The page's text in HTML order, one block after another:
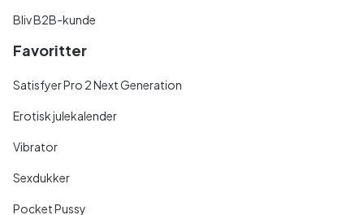
Bliv B2B-kunde
Favoritter
Satisfyer Pro 2 Next Generation
Erotisk julekalender
Vibrator
Sexdukker
Pocket Pussy